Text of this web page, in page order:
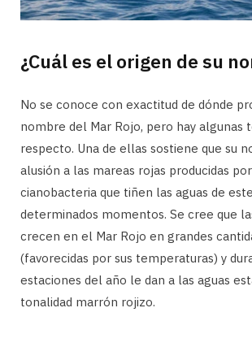
¿Cuál es el origen de su
No se conoce con exactitud de dónde
nombre del Mar Rojo, pero hay algunas
respecto. Una de ellas sostiene que su
alusión a las mareas rojas producidas
cianobacteria que tiñen las aguas de
determinados momentos. Se cree que
crecen en el Mar Rojo en grandes
(favorecidas por sus temperaturas) y
estaciones del año le dan a las aguas
tonalidad marrón rojizo.